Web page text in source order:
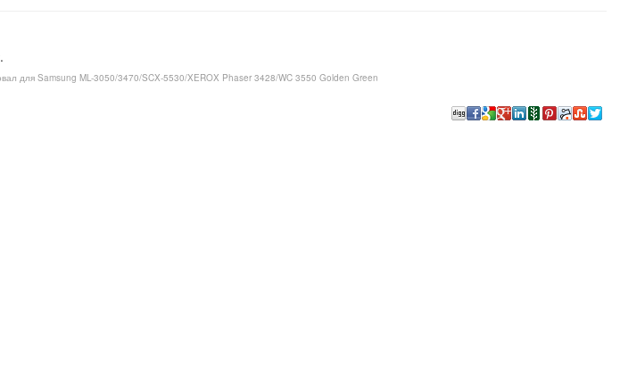
для Samsung ML-3050/3470/SCX-5530/XEROX Phaser 3428/WC 3550 Golden Green